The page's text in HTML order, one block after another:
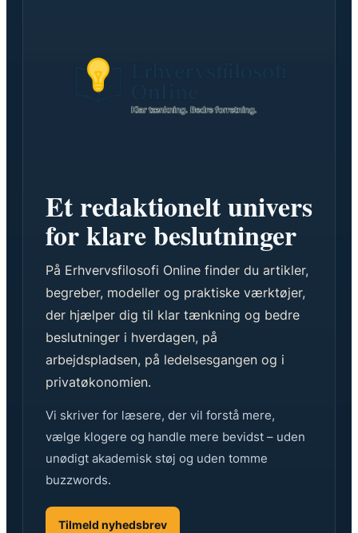
Et redaktionelt univers
for klare beslutninger
På Erhvervsfilosofi Online finder du artikler,
begreber, modeller og praktiske værktøjer,
der hjælper dig til klar tænkning og bedre
beslutninger i hverdagen, på
arbejdspladsen, på ledelsesgangen og i
privatøkonomien.
Vi skriver for læsere, der vil forstå mere,
vælge klogere og handle mere bevidst – uden
unødigt akademisk støj og uden tomme
buzzwords.
Tilmeld nyhedsbrev